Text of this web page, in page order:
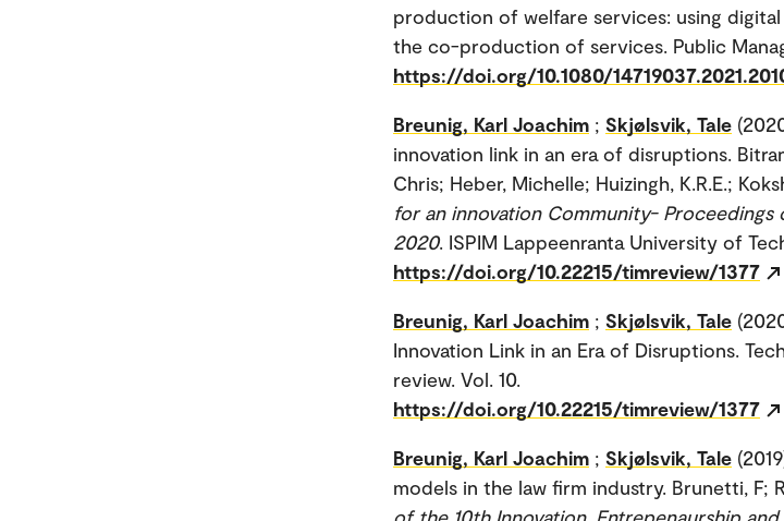
production of welfare services: using
the co-production of services. Public
https://doi.org/10.1080/
Breunig, Karl Joachim ; Skjølsvik, Tale
innovation link in an era of disruptions.
Chris; Heber, Michelle; Huizingh, K.R.E.;
for an innovation Community- Proceedings
2020. ISPIM Lappeenranta University of
https://doi.org/10.22215/timreview/1377
Breunig, Karl Joachim ; Skjølsvik, Tale
Innovation Link in an Era of Disruptions.
review. Vol. 10.
https://doi.org/10.22215/timreview/1377
Breunig, Karl Joachim ; Skjølsvik, Tale
models in the law firm industry. Brunetti, F;